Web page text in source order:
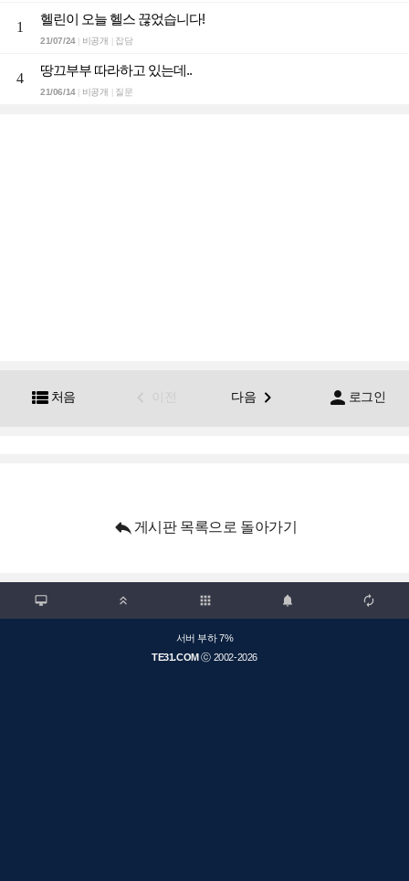
1
헬린이 오늘 헬스 끊었습니다!
21/07/24| 비공개 잡담
4
땅끄부부 따라하고 있는데..
21/06/14| 비공개 질문
 처음 다음   로그인
 게시판 목록으로 돌아가기
  apps  
서버 부하 7%
TE31.COMⓒ 2002-2026